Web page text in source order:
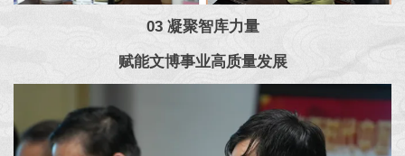
03 凝聚智库力量
赋能文博事业高质量发展